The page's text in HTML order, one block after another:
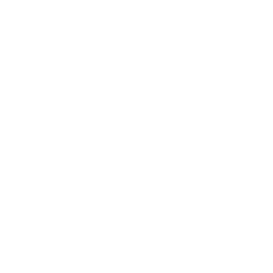
por
robo
ayuda
y
el
en
da
a
tributo
de